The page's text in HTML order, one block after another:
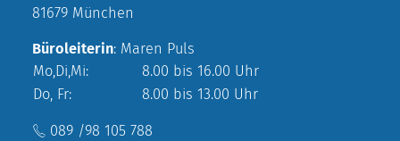
81679 München
Büroleiterin: Maren Puls
Mo,Di,Mi:
8.00 bis 16.00 Uhr
Do, Fr:
8.00 bis 13.00 Uhr
089 /98 105 788